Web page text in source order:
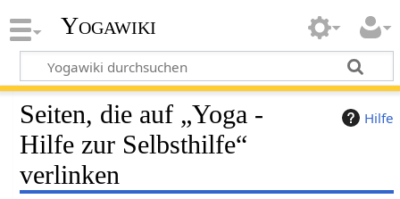
Yogawiki
Hilfe
Seiten, die auf „Yoga -
Hilfe zur Selbsthilfe“
verlinken